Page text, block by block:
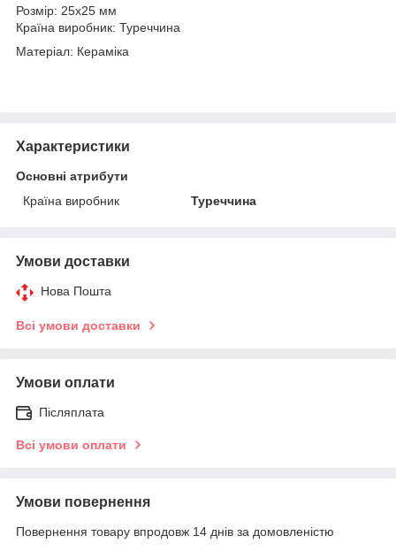
Розмір: 25x25 мм
Країна виробник: Туреччина
Матеріал: Кераміка
Характеристики
Основні атрибути
Країна виробник
Туреччина
Умови доставки
Нова Пошта
Всі умови доставки
Умови оплати
Післяплата
Всі умови оплати
Умови повернення
Повернення товару впродовж 14 днів за домовленістю